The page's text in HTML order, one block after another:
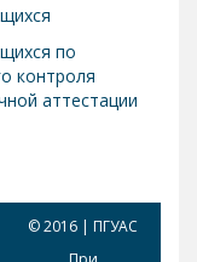
по
контроля
аттестации
© 2016 | ПГУАС